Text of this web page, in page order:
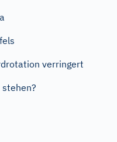
verringert